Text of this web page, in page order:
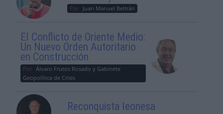
Por Juan Manuel Beltrán
El Conflicto de Oriente Medio:
Un Nuevo Orden Autoritario
en Construcción
Por Álvaro Frutos Rosado y Gabinete
Geopolítica de Crisis
Reconquista leonesa